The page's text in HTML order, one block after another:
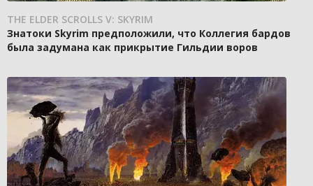
THE ELDER SCROLLS V: SKYRIM
Знатоки Skyrim предположили, что Коллегия бардов
была задумана как прикрытие Гильдии воров